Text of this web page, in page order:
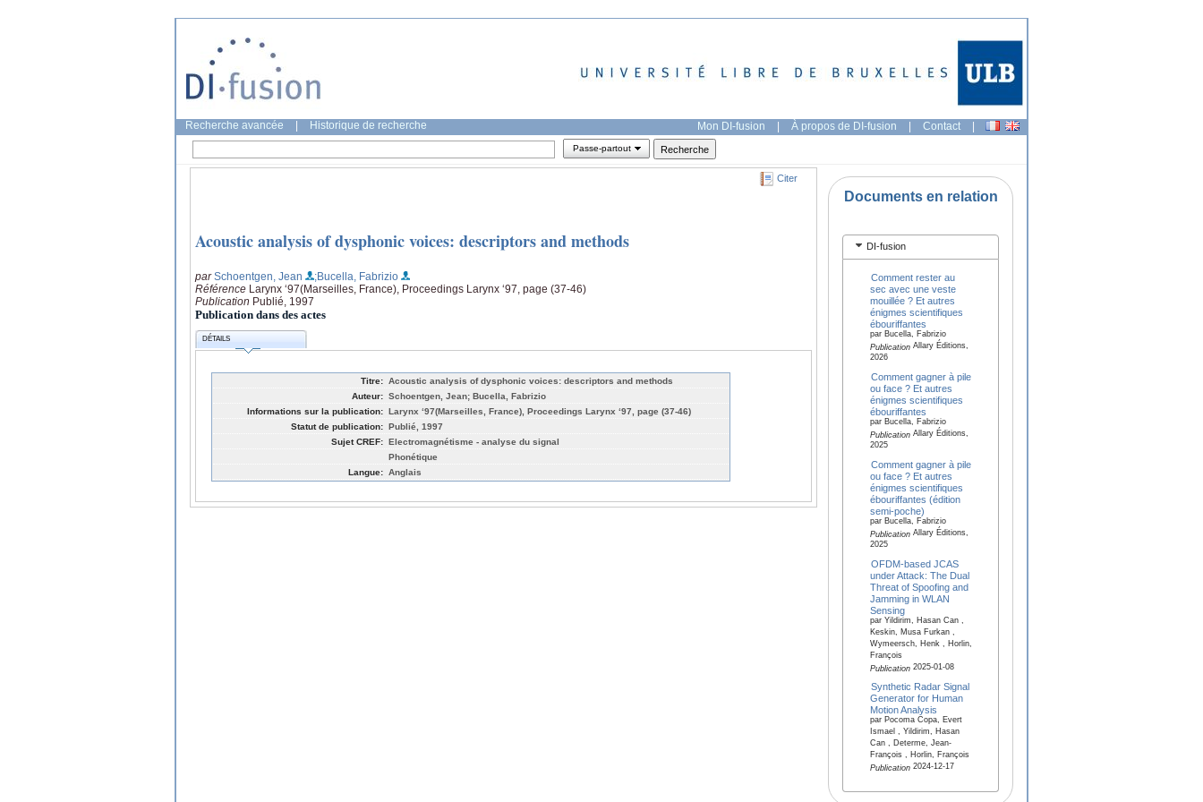
Recherche avancée Historique de recherche Mon DI-fusion | À propos de DI-fusion | Contact |
Passe-partout
Citer
Acoustic analysis of dysphonic voices: descriptors and methods
parSchoentgen, Jean
;Bucella, Fabrizio
Référence Larynx ‘97(Marseilles, France), Proceedings Larynx ‘97, page (37-46)
Publication Publié, 1997
Publication dans des actes
DÉTAILS
Titre: Acoustic analysis of dysphonic voices: descriptors and methods
Auteur: Schoentgen, Jean; Bucella, Fabrizio
Informations sur la publication: Larynx ‘97(Marseilles, France), Proceedings Larynx ‘97, page (37-46)
Statut de publication: Publié, 1997
Sujet CREF: Electromagnétisme - analyse du signal
Phonétique
Langue: Anglais
Documents en relation
DI-fusion
Comment rester au
sec avec une veste
mouillée ? Et autres
énigmes scientifiques
ébouriffantes
par Bucella, Fabrizio
PublicationAllary Éditions,
2026
Comment gagner à pile
ou face ? Et autres
énigmes scientifiques
ébouriffantes
par Bucella, Fabrizio
PublicationAllary Éditions,
2025
Comment gagner à pile
ou face ? Et autres
énigmes scientifiques
ébouriffantes (édition
semi-poche)
par Bucella, Fabrizio
PublicationAllary Éditions,
2025
OFDM-based JCAS
under Attack: The Dual
Threat of Spoofing and
Jamming in WLAN
Sensing
par Yildirim, Hasan Can ,
Keskin, Musa Furkan ,
Wymeersch, Henk , Horlin,
François
Publication2025-01-08
Synthetic Radar Signal
Generator for Human
Motion Analysis
par Pocoma Copa, Evert
Ismael , Yildirim, Hasan
Can , Determe, Jean-
François , Horlin, François
Publication2024-12-17